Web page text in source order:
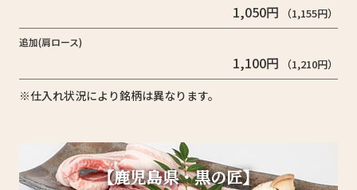
1,050円 （1,155円）
追加(肩ロース)
1,100円 （1,210円）
※仕入れ状況により銘柄は異なります。
【鹿児島県・黒の匠】